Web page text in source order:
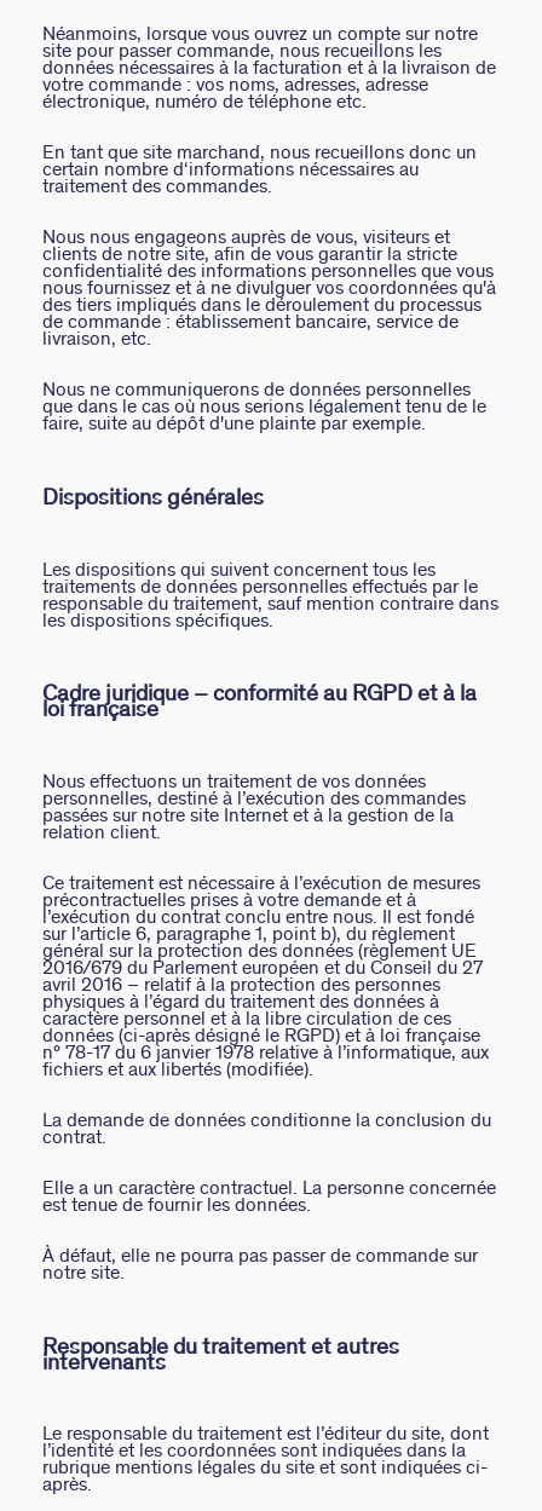
TOUTES LES BOUCLES D'OREILLES
BOUCLES D'OREILLES PUCES
BOUCLES D'OREILLES À L'UNITÉ
BOUCLES D'OREILLES CLIPS
SET DE 3
BOUCLES D'OREILLES ARGENTÉES
BOUCLES D'OREILLES DORÉES
TOUS LES COLLIERS
CHAINES
SAUTOIRS
PENDENTIFS
COLLIERS DORÉS
COLLIERS ARGENTÉS
COLLIERS À COMPOSER
TOUS LES BRACELETS
BRACELETS SOUPLES
MANCHETTES
BRACELETS À COMPOSER
MONTRES
CHAÎNES DE CHEVILLE
BRACELETS DORÉS
TOUTES LES BAGUES
BAGUES DORÉES
BAGUES ARGENTÉES
CHEVALIÈRES
TOUTES LES BRELOQUES
PIERRES NATURELLES
ZODIAQUE
PAMPILLES CRÉOLES
BOUCLES D'OREILLES COMPATIBLES
BRACELETS COMPATIBLES
COLLIERS COMPATIBLES
TOUS LES PIERCINGS
PIERCINGS EAR CUFF
PIERCING HÉLIX & TRAGUS
PIERCINGS DORÉS
PIERCINGS ARGENTÉS
NOS LOOKS
TOUTES LES IDÉES CADEAUX
CADEAUX À MOINS DE 30€
CADEAUX À MOINS DE 50€
CADEAUX À MOINS DE 100€
BIJOUX À COMPOSER
BRELOQUES ZODIAQUES
CADEAUX EN ARGENT VÉRITABLE
TOUS LES ACCESSOIRES
BROCHES
FOULARDS
CEINTURES
PORTE CLÉS
CALYPSO
BELOVED
ARGENT SIGNATURE
MADELEINE
TALISMANS
SACRE COEUR
ODÉON
SAINT HONORÉ
PALAIS ROYAL
GÉNÉRATION AGATHA
QUI SOMMES NOUS
NOTRE GUIDE PERÇAGE
MY AGATHA CLUB
NOUS REJOINDRE
NOUS CONTACTER
Néanmoins, lorsque vous ouvrez un compte sur notre
site pour passer commande, nous recueillons les
données nécessaires à la facturation et à la livraison de
votre commande : vos noms, adresses, adresse
électronique, numéro de téléphone etc.
En tant que site marchand, nous recueillons donc un
certain nombre d‘informations nécessaires au
traitement des commandes.
Nous nous engageons auprès de vous, visiteurs et
clients de notre site, afin de vous garantir la stricte
confidentialité des informations personnelles que vous
nous fournissez et à ne divulguer vos coordonnées qu'à
des tiers impliqués dans le déroulement du processus
de commande : établissement bancaire, service de
livraison, etc.
Nous ne communiquerons de données personnelles
que dans le cas où nous serions légalement tenu de le
faire, suite au dépôt d'une plainte par exemple.
Dispositions générales
Les dispositions qui suivent concernent tous les
traitements de données personnelles effectués par le
responsable du traitement, sauf mention contraire dans
les dispositions spécifiques.
Cadre juridique – conformité au RGPD et à la
loi française
Nous effectuons un traitement de vos données
personnelles, destiné à l’exécution des commandes
passées sur notre site Internet et à la gestion de la
relation client.
Ce traitement est nécessaire à l’exécution de mesures
précontractuelles prises à votre demande et à
l’exécution du contrat conclu entre nous. Il est fondé
sur l’article 6, paragraphe 1, point b), du règlement
général sur la protection des données (règlement UE
2016/679 du Parlement européen et du Conseil du 27
avril 2016 – relatif à la protection des personnes
physiques à l’égard du traitement des données à
caractère personnel et à la libre circulation de ces
données (ci-après désigné le RGPD) et à loi française
n° 78-17 du 6 janvier 1978 relative à l’informatique, aux
fichiers et aux libertés (modifiée).
La demande de données conditionne la conclusion du
contrat.
Elle a un caractère contractuel. La personne concernée
est tenue de fournir les données.
À défaut, elle ne pourra pas passer de commande sur
notre site.
Responsable du traitement et autres
intervenants
Le responsable du traitement est l’éditeur du site, dont
l’identité et les coordonnées sont indiquées dans la
rubrique mentions légales du site et sont indiquées ci-
après.